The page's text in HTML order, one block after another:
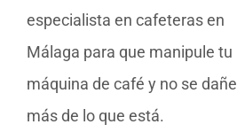
especialista en cafeteras en
Málaga para que manipule tu
máquina de café y no se dañe
más de lo que está.